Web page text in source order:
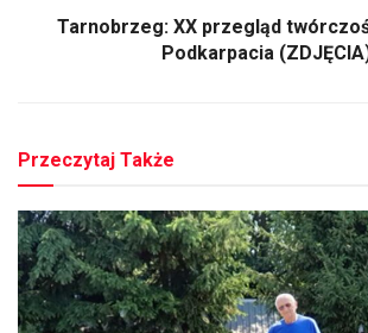
Tarnobrzeg: XX przegląd
Podkarpacia
Przeczytaj Także